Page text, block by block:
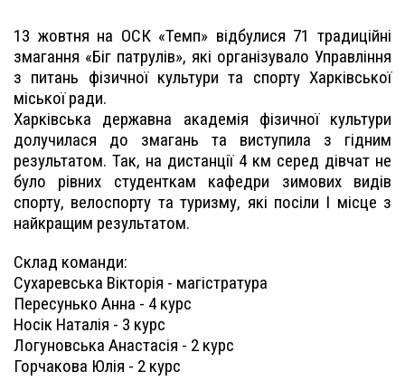
13 жовтня на ОСК «Темп» відбулися 71 традиційні
змагання «Біг патрулів», які організувало Управління
з питань фізичної культури та спорту Харківської
міської ради.
Харківська державна академія фізичної культури
долучилася до змагань та виступила з гідним
результатом. Так, на дистанції 4 км серед дівчат не
було рівних студенткам кафедри зимових видів
спорту, велоспорту та туризму, які посіли І місце з
найкращим результатом.
Склад команди:
Сухаревська Вікторія - магістратура
Пересунько Анна - 4 курс
Носік Наталія - 3 курс
Логуновська Анастасія - 2 курс
Горчакова Юлія - 2 курс